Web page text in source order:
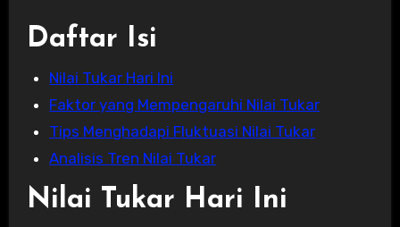
Daftar Isi
Nilai Tukar Hari Ini
Faktor yang Mempengaruhi Nilai Tukar
Tips Menghadapi Fluktuasi Nilai Tukar
Analisis Tren Nilai Tukar
Nilai Tukar Hari Ini